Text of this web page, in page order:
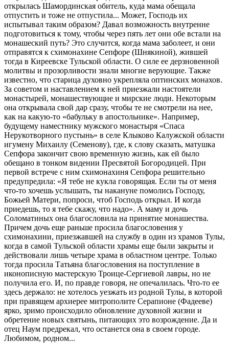
открылась Шамординская обитель, куда мама обещала
отпустить и тоже не отпустила... Может, Господь их
испытывал таким образом? Давал возможность внутренне
подготовиться к тому, чтобы через пять лет они обе встали на
монашеский путь? Это случится, когда мама заболеет, и они
отправятся к схимонахине Сепфоре (Шнякиной), жившей
тогда в Киреевске Тульской области. О силе ее дерзновенной
молитвы и прозорливости знали многие верующие. Также
известно, что старица духовно укрепляла оптинских монахов.
За советом и наставлением к ней приезжали настоятели
монастырей, монашествующие и мирские люди. Некоторым
она открывала свой дар сразу, чтобы те не смотрели на нее,
как на какую-то «бабульку в апостольнике». Например,
будущему наместнику мужского монастыря «Спаса
Нерукотворного пустынь» в селе Клыково Калужской области
игумену Михаилу (Семенову), где, к слову сказать, матушка
Сепфора закончит свою временную жизнь, как ей было
обещано в тонком видении Пресвятой Богородицей. При
первой встрече с ним схимонахиня Сепфора решительно
предупредила: «Я тебе не кукла говорящая. Если ты от меня
что-то хочешь услышать, ты накануне помолись Господу,
Божьей Матери, попроси, чтоб Господь открыл. И когда
приедешь, то я тебе скажу, что надо». А маму и дочь
Соломатиных она благословила на принятие монашества.
Причем дочь еще раньше просила благословения у
схимонахини, приезжавшей на службу в один из храмов Тулы,
когда в самой Тульской области храмы еще были закрыты и
действовали лишь четыре храма в областном центре. Только
тогда просила Татьяна благословения на поступление в
иконописную мастерскую Троице-Сергиевой лавры, но не
получила его. И, по правде говоря, не опечалилась. Что-то ее
здесь держало: не хотелось уезжать из родной Тулы, в которой
при правящем архиерее митрополите Серапионе (Фадееве)
ярко, зримо происходило обновление духовной жизни и
обретение новых святынь, питающих это возрождение. Да и
отец Наум предрекал, что останется она в своем городе.
Любимом, родном...